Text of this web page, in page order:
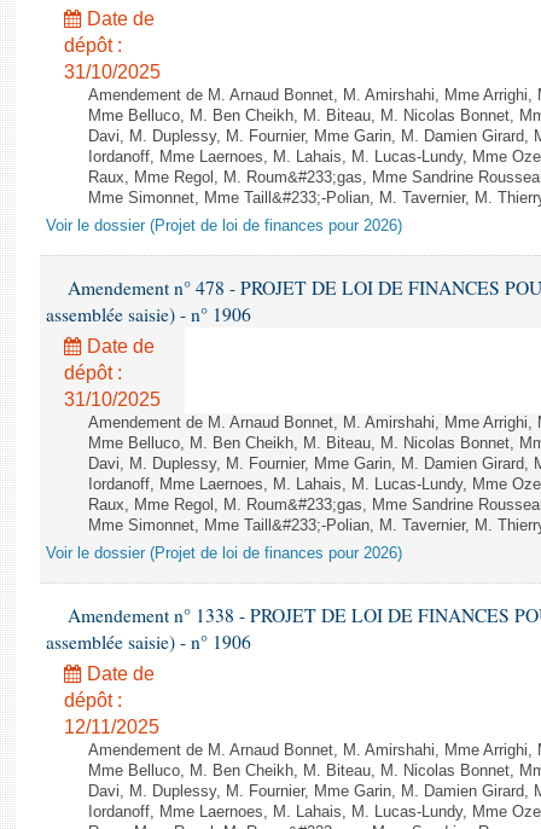
Date de
dépôt :
31/10/2025
Amendement de M. Arnaud Bonnet, M. Amirshahi, Mme
Mme Belluco, M. Ben Cheikh, M. Biteau, M. Nicolas Bonnet,
Davi, M. Duplessy, M. Fournier, Mme Garin, M. Damien Girard,
Iordanoff, Mme Laernoes, M. Lahais, M. Lucas-Lundy, Mme
Raux, Mme Regol, M. Roum&#233;gas, Mme Sandrine
Mme Simonnet, Mme Taill&#233;-Polian, M. Tavernier, M.
Voir le dossier (Projet de loi de finances pour 2026)
Amendement n° 478 - PROJET DE LOI DE FINANCES
assemblée saisie) - n° 1906
Date de
dépôt :
31/10/2025
Amendement de M. Arnaud Bonnet, M. Amirshahi, Mme
Mme Belluco, M. Ben Cheikh, M. Biteau, M. Nicolas Bonnet,
Davi, M. Duplessy, M. Fournier, Mme Garin, M. Damien Girard,
Iordanoff, Mme Laernoes, M. Lahais, M. Lucas-Lundy, Mme
Raux, Mme Regol, M. Roum&#233;gas, Mme Sandrine
Mme Simonnet, Mme Taill&#233;-Polian, M. Tavernier, M.
Voir le dossier (Projet de loi de finances pour 2026)
Amendement n° 1338 - PROJET DE LOI DE FINANCES
assemblée saisie) - n° 1906
Date de
dépôt :
12/11/2025
Amendement de M. Arnaud Bonnet, M. Amirshahi, Mme
Mme Belluco, M. Ben Cheikh, M. Biteau, M. Nicolas Bonnet,
Davi, M. Duplessy, M. Fournier, Mme Garin, M. Damien Girard,
Iordanoff, Mme Laernoes, M. Lahais, M. Lucas-Lundy, Mme